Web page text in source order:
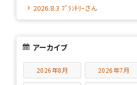
2026.8.3 ﾌﾟﾗﾝﾄﾘｰさん
アーカイブ
2026年8月 2026年7月